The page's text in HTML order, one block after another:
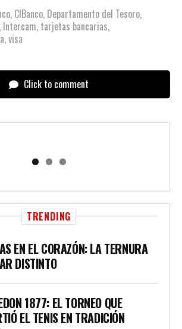
, CIBanco, Departamento del Tesoro,
, Intercam, tarjetas bancarias,
,visa
Click to comment
TRENDING
EN EL CORAZÓN: LA TERNURA
DISTINTO
1877: EL TORNEO QUE
EL TENIS EN TRADICIÓN